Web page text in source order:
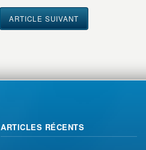
ARTICLE SUIVANT
ARTICLES RÉCENTS